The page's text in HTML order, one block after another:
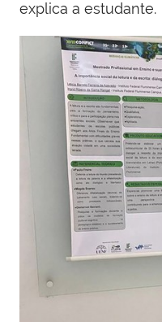
explica a estudante.